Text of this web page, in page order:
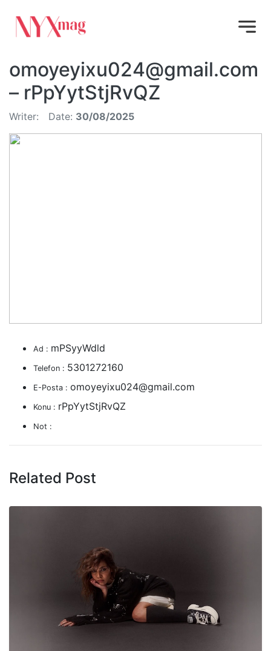
omoyeyixu024@gmail.com
– rPpYytStjRvQZ
Writer: Date: 30/08/2025
Ad : mPSyyWdld
Telefon : 5301272160
E-Posta : omoyeyixu024@gmail.com
Konu : rPpYytStjRvQZ
Not :
Related Post